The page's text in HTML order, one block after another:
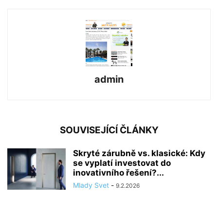
admin
SOUVISEJÍCÍ ČLÁNKY
Skryté zárubně vs. klasické: Kdy
se vyplatí investovat do
inovativního řešení?...
Mlady Svet - 9.2.2026